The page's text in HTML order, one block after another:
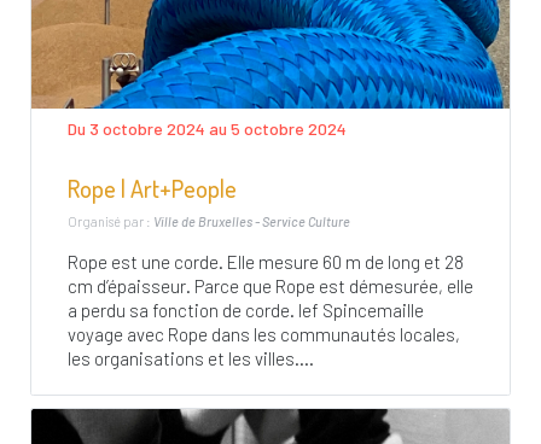
Du 3 octobre 2024 au 5 octobre 2024
Rope | Art+People
Organisé par : Ville de Bruxelles - Service Culture
Rope est une corde. Elle mesure 60 m de long et 28
cm d’épaisseur. Parce que Rope est démesurée, elle
a perdu sa fonction de corde. Ief Spincemaille
voyage avec Rope dans les communautés locales,
les organisations et les villes....